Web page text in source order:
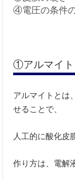
④電圧の条件
①アルマイト
アルマイトとは
せることで、
人工的に酸化皮
作り方は、電解